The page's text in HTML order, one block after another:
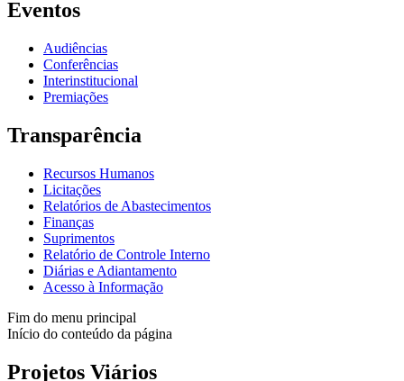
Eventos
Audiências
Conferências
Interinstitucional
Premiações
Transparência
Recursos Humanos
Licitações
Relatórios de Abastecimentos
Finanças
Suprimentos
Relatório de Controle Interno
Diárias e Adiantamento
Acesso à Informação
Fim do menu principal
Início do conteúdo da página
Projetos Viários